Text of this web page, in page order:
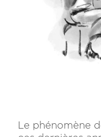
Le phénomène